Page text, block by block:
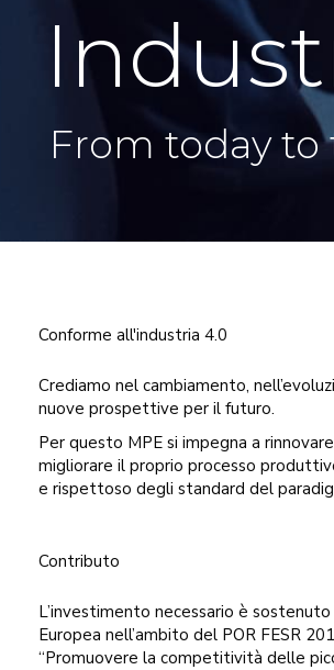
From today
Conforme all'industria 4.0
Crediamo nel cambiamento,
nuove prospettive per il futuro.
Per questo MPE si impegna a
migliorare il proprio processo
e rispettoso degli standard del
Contributo
L’investimento necessario è
Europea nell’ambito del POR FESR
“Promuovere la competitività delle